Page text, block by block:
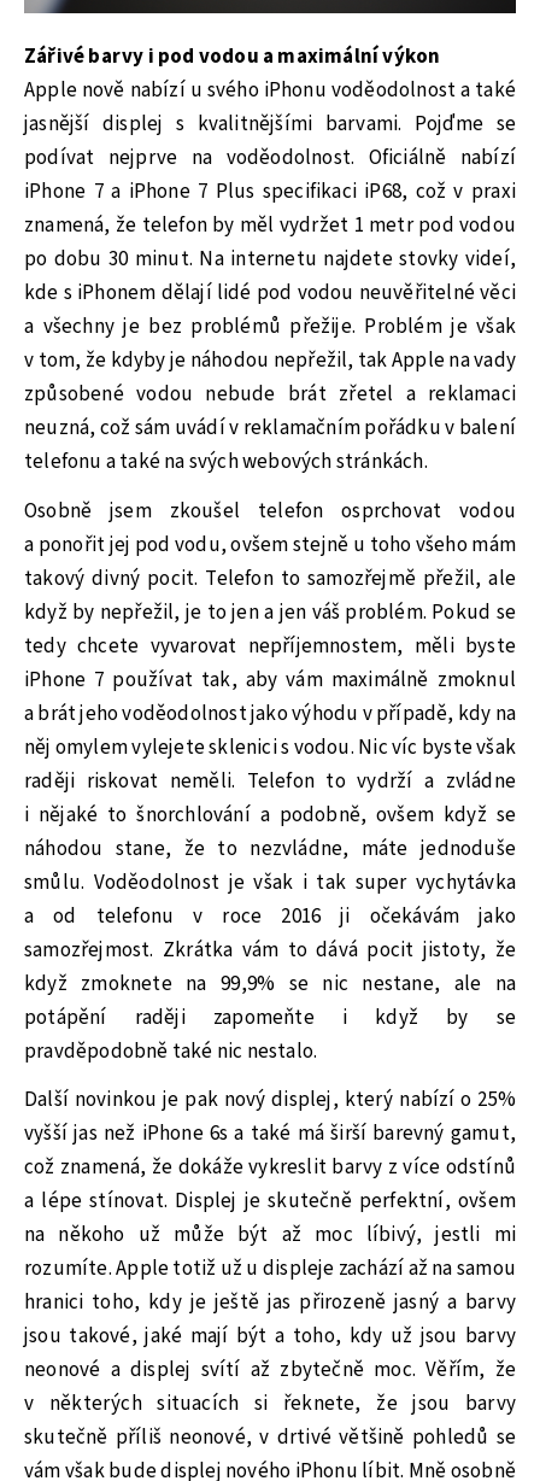
Zářivé barvy i pod vodou a maximální výkon
Apple nově nabízí u svého iPhonu voděodolnost a také
jasnější displej s kvalitnějšími barvami. Pojďme se
podívat nejprve na voděodolnost. Oficiálně nabízí
iPhone 7 a iPhone 7 Plus specifikaci iP68, což v praxi
znamená, že telefon by měl vydržet 1 metr pod vodou
po dobu 30 minut. Na internetu najdete stovky videí,
kde s iPhonem dělají lidé pod vodou neuvěřitelné věci
a všechny je bez problémů přežije. Problém je však
v tom, že kdyby je náhodou nepřežil, tak Apple na vady
způsobené vodou nebude brát zřetel a reklamaci
neuzná, což sám uvádí v reklamačním pořádku v balení
telefonu a také na svých webových stránkách.
Osobně jsem zkoušel telefon osprchovat vodou
a ponořit jej pod vodu, ovšem stejně u toho všeho mám
takový divný pocit. Telefon to samozřejmě přežil, ale
když by nepřežil, je to jen a jen váš problém. Pokud se
tedy chcete vyvarovat nepříjemnostem, měli byste
iPhone 7 používat tak, aby vám maximálně zmoknul
a brát jeho voděodolnost jako výhodu v případě, kdy na
něj omylem vylejete sklenici s vodou. Nic víc byste však
raději riskovat neměli. Telefon to vydrží a zvládne
i nějaké to šnorchlování a podobně, ovšem když se
náhodou stane, že to nezvládne, máte jednoduše
smůlu. Voděodolnost je však i tak super vychytávka
a od telefonu v roce 2016 ji očekávám jako
samozřejmost. Zkrátka vám to dává pocit jistoty, že
když zmoknete na 99,9% se nic nestane, ale na
potápění raději zapomeňte i když by se
pravděpodobně také nic nestalo.
Další novinkou je pak nový displej, který nabízí o 25%
vyšší jas než iPhone 6s a také má širší barevný gamut,
což znamená, že dokáže vykreslit barvy z více odstínů
a lépe stínovat. Displej je skutečně perfektní, ovšem
na někoho už může být až moc líbivý, jestli mi
rozumíte. Apple totiž už u displeje zachází až na samou
hranici toho, kdy je ještě jas přirozeně jasný a barvy
jsou takové, jaké mají být a toho, kdy už jsou barvy
neonové a displej svítí až zbytečně moc. Věřím, že
v některých situacích si řeknete, že jsou barvy
skutečně příliš neonové, v drtivé většině pohledů se
vám však bude displej nového iPhonu líbit. Mně osobně